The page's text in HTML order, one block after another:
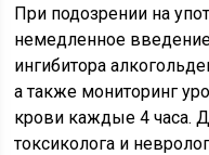
При подозрении на
немедленное
ингибитора
а также мониторинг
крови каждые 4 часа.
токсиколога и